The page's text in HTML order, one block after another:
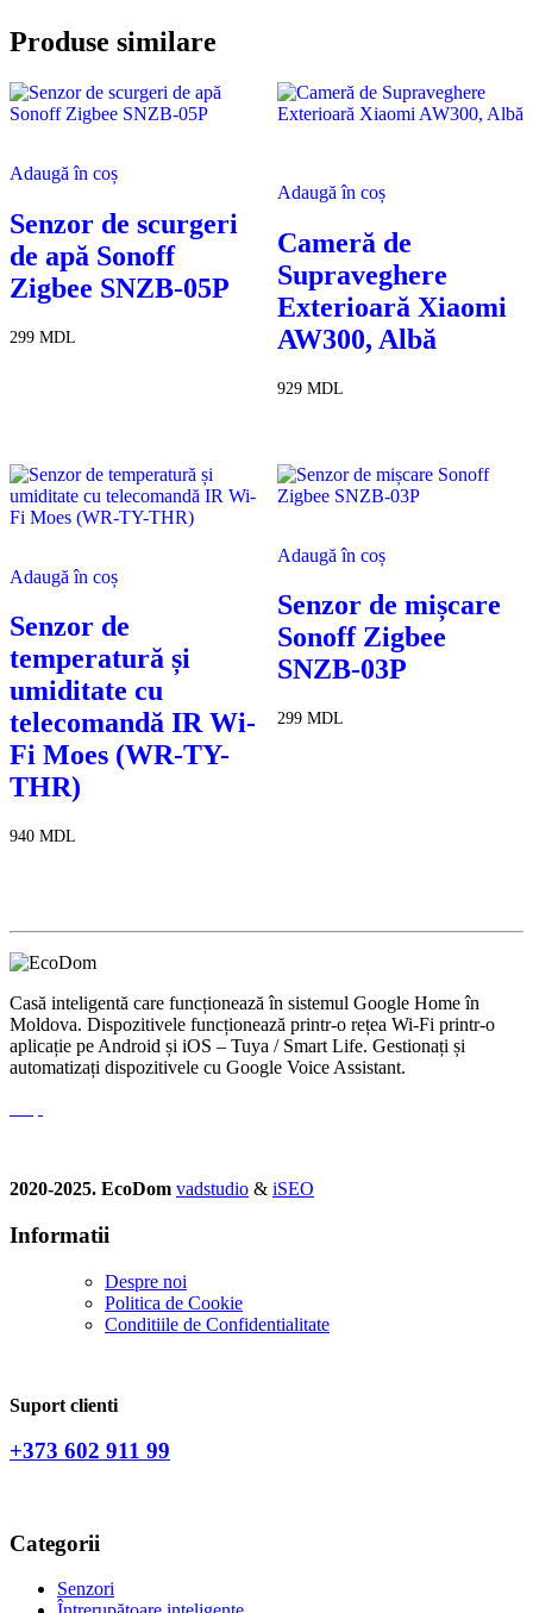
Produse similare
Adaugă în coș
Senzor de scurgeri
de apă Sonoff
Zigbee SNZB-05P
299 MDL
Adaugă în coș
Cameră de
Supraveghere
Exterioară Xiaomi
AW300, Albă
929 MDL
Adaugă în coș
Senzor de
temperatură și
umiditate cu
telecomandă IR Wi-
Fi Moes (WR-TY-
THR)
940 MDL
Adaugă în coș
Senzor de mișcare
Sonoff Zigbee
SNZB-03P
299 MDL
Casă inteligentă care funcționează în sistemul Google Home în
Moldova. Dispozitivele funcționează printr-o rețea Wi-Fi printr-o
aplicație pe Android și iOS – Tuya / Smart Life. Gestionați și
automatizați dispozitivele cu Google Voice Assistant.
2020-2025. EcoDom vadstudio & iSEO
Informatii
Despre noi
Politica de Сookie
Conditiile de Confidentialitate
Suport clienti
+373 602 911 99
Categorii
Senzori